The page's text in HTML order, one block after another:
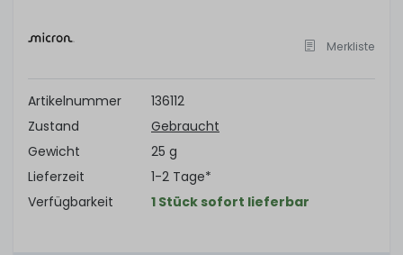
Merkliste
Artikelnummer
136112
Zustand
Gebraucht
Gewicht
25 g
Lieferzeit
1-2 Tage*
Verfügbarkeit
1 Stück sofort lieferbar